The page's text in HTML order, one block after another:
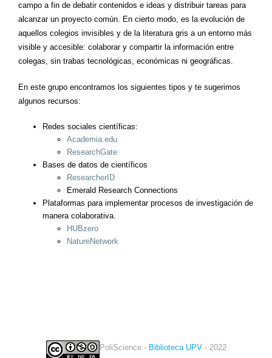
campo a fin de debatir contenidos e ideas y distribuir tareas para
alcanzar un proyecto común. En cierto modo, es la evolución de
aquellos colegios invisibles y de la literatura gris a un entorno más
visible y accesible: colaborar y compartir la información entre
colegas, sin trabas tecnológicas, económicas ni geográficas.
En este grupo encontramos los siguientes tipos y te sugerimos
algunos recursos:
Redes sociales científicas:
Academia.edu
ResearchGate
Bases de datos de científicos
ResearcherID
Emerald Research Connections
Plataformas para implementar procesos de investigación de
manera colaborativa.
HUBzero
NatureNetwork
PoliScience - Biblioteca UPV- 2022